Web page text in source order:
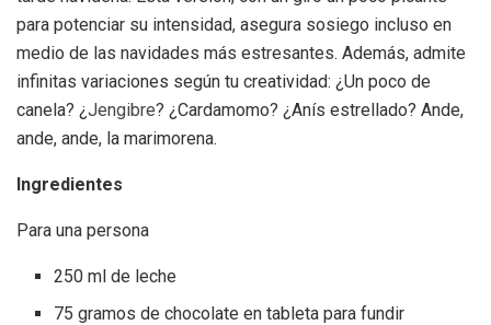
para potenciar su intensidad, asegura sosiego incluso en
medio de las navidades más estresantes. Además, admite
infinitas variaciones según tu creatividad: ¿Un poco de
canela? ¿Jengibre? ¿Cardamomo? ¿Anís estrellado? Ande,
ande, ande, la marimorena.
Ingredientes
Para una persona
250 ml de leche
75 gramos de chocolate en tableta para fundir